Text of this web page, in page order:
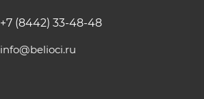
+7 (8442) 33-48-48
info@belioci.ru